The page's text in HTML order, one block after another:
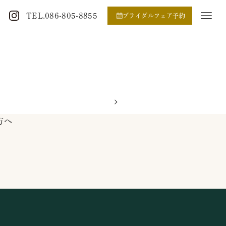
TEL.086-805-8855 ブライダルフェア予約
へ